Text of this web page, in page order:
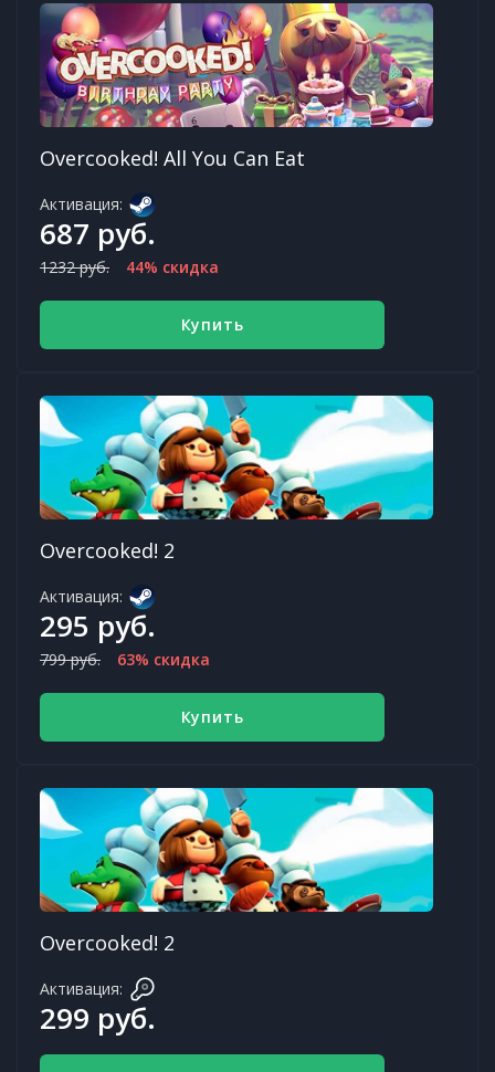
Overcooked! All You Can Eat
Активация:
687 руб.
1232 руб. 44% скидка
Купить
Overcooked! 2
Активация:
295 руб.
799 руб. 63% скидка
Купить
Overcooked! 2
Активация:
299 руб.